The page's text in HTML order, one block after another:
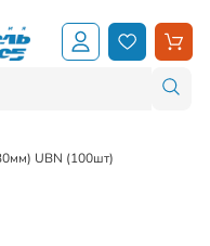
UBN (100шт)